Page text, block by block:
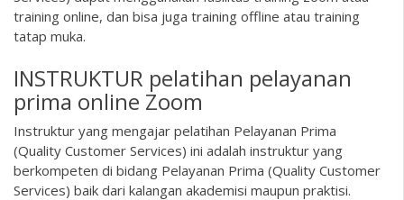
training online, dan bisa juga training offline atau training
tatap muka.
INSTRUKTUR pelatihan pelayanan
prima online Zoom
Instruktur yang mengajar pelatihan Pelayanan Prima
(Quality Customer Services) ini adalah instruktur yang
berkompeten di bidang Pelayanan Prima (Quality Customer
Services) baik dari kalangan akademisi maupun praktisi.